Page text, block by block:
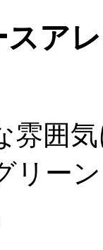
ア
雰囲
リー